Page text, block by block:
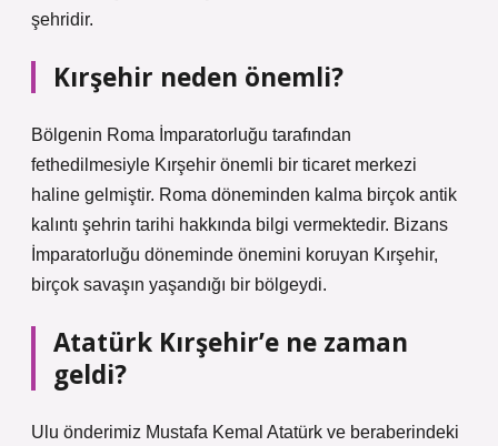
şehridir.
Kırşehir neden önemli?
Bölgenin Roma İmparatorluğu tarafından
fethedilmesiyle Kırşehir önemli bir ticaret merkezi
haline gelmiştir. Roma döneminden kalma birçok antik
kalıntı şehrin tarihi hakkında bilgi vermektedir. Bizans
İmparatorluğu döneminde önemini koruyan Kırşehir,
birçok savaşın yaşandığı bir bölgeydi.
Atatürk Kırşehir’e ne zaman
geldi?
Ulu önderimiz Mustafa Kemal Atatürk ve beraberindeki